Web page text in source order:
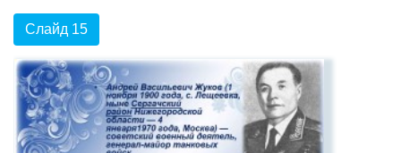
Слайд 15